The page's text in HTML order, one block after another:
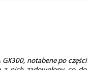
notabene po części